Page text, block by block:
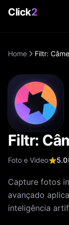
Click2
Home Filtr:
Filtr:
Foto e Video 5.0(
Capture fotos
avançado
inteligência